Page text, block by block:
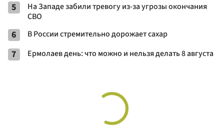
5
На Западе забили тревогу из-за угрозы окончания
СВО
6 В России стремительно дорожает сахар
7 Ермолаев день: что можно и нельзя делать 8 августа